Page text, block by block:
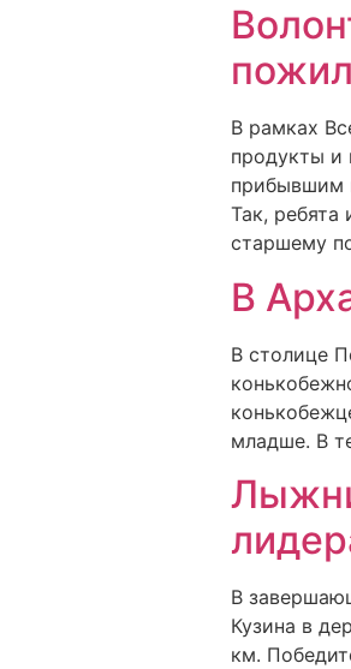
В рамках
продукты и
прибывшим
Так,
старшему
В
В столице
младше. В
В
Кузина в
км.